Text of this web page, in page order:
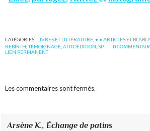
CATÉGORIES : LIVRES ET LITTÉRATURE • • ARTICLES ET
REBIRTH ,TÉMOIGNAGE ,AUTOÉDITION ,SP 0
LIEN PERMANENT
Les commentaires sont fermés.
Arsène K.,Échange de patins